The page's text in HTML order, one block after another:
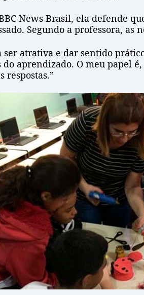
News Brasil, ela defende
Segundo a professora,
ser atrativa e dar sentido
aprendizado. O meu papel
respostas.”